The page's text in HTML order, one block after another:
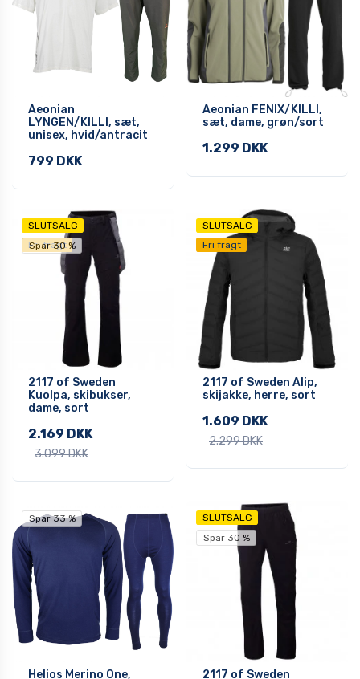
Aeonian
LYNGEN/KILLI, sæt,
unisex, hvid/antracit
799 DKK
Aeonian FENIX/KILLI,
sæt, dame, grøn/sort
1.299 DKK
SLUTSALG
Fri fragt
Spar 30 %
2117 of Sweden
Kuolpa, skibukser,
dame, sort
2.169 DKK
3.099 DKK
SLUTSALG
Fri fragt
2117 of Sweden Alip,
skijakke, herre, sort
1.609 DKK
2.299 DKK
Spar 33 %
Helios Merino One,
SLUTSALG
Spar 30 %
2117 of Sweden